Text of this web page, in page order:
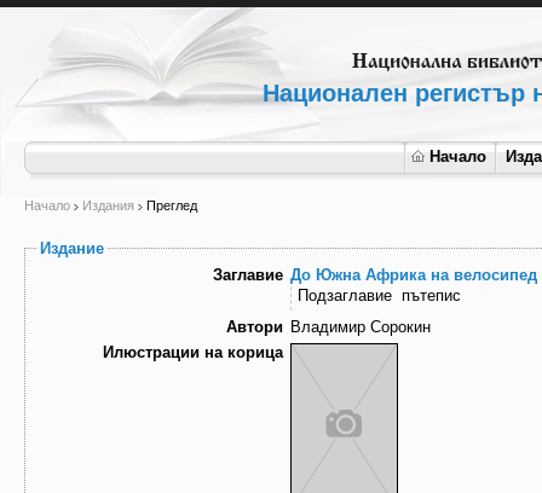
Национален регистър
Начало
Начало Издания Преглед
Издание
Заглавие До Южна Африка на велосипед
Подзаглавие пътепис
Автори Владимир Сорокин
Илюстрации на корица